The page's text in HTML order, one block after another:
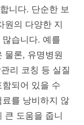
니다. 단순한 보
원의 다양한 지
습니다. 예를
물론, 유명병원
리 코칭 등 실질
되어 있을 수
를 낭비하지 않
큰 도움을 줍니